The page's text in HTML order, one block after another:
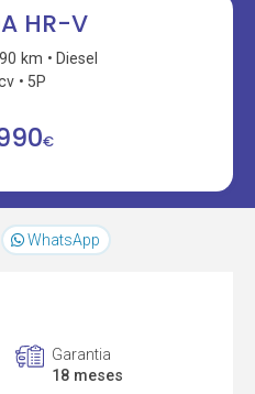
HR-V
km
Diesel
5P
€
WhatsApp
Garantia
18 meses